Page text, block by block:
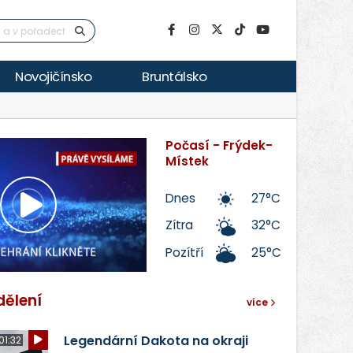
Novojičínsko Bruntálsko
Přehrát
video
Počasí - Frýdek-
Místek
Dnes
27°C
Zítra
32°C
Pozítří
25°C
více
Legendární Dakota na okraji